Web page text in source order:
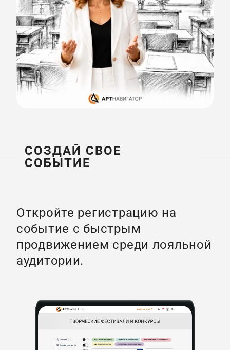
СОЗДАЙ СВОЕ
СОБЫТИЕ
Откройте регистрацию на
событие с быстрым
продвижением среди лояльной
аудитории.